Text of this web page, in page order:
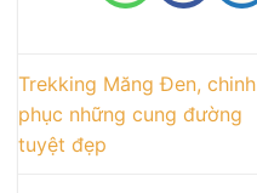
Trekking Măng Đen, chinh
phục những cung đường
tuyệt đẹp